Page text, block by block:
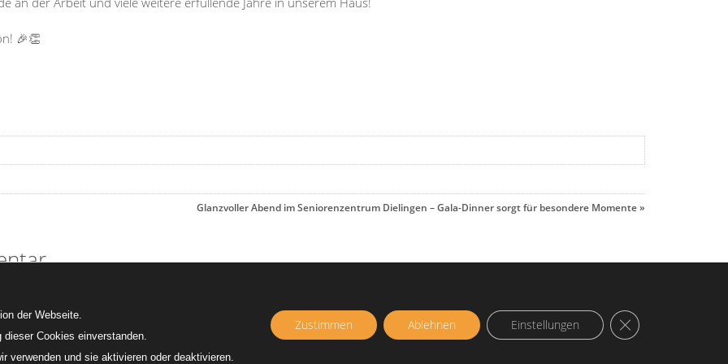
🎉👏
Glanzvoller Abend im Seniorenzentrum Dielingen – Gala-Dinner sorgt für besondere Momente»
der Webseite.
verwenden und sie aktivieren oder deaktivieren.
Zustimmen Ablehnen Einstellungen GDPR Cookie-